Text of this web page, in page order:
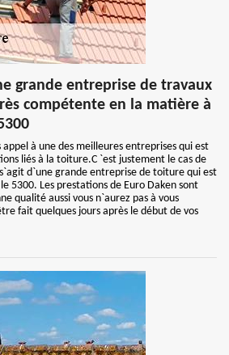
grande entreprise de travaux
compétente en la matière à
appel à une des meilleures entreprises qui est
liés à la toiture.C `est justement le cas de
d`une grande entreprise de toiture qui est
5300. Les prestations de Euro Daken sont
qualité aussi vous n`aurez pas à vous
fait quelques jours après le début de vos